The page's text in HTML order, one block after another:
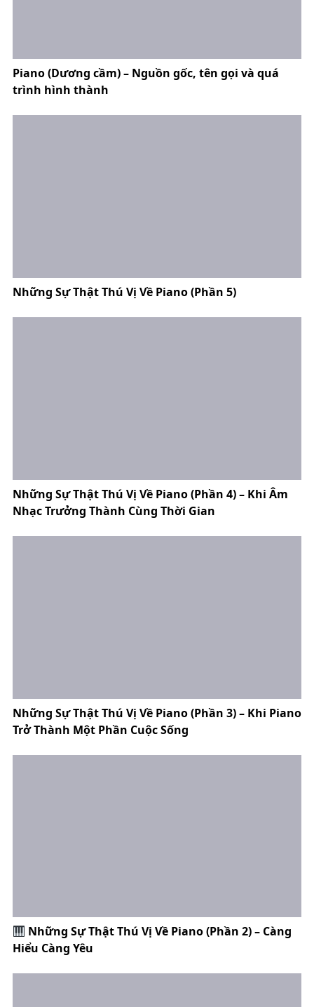
Piano (Dương cầm) – Nguồn gốc, tên gọi và quá
trình hình thành
Những Sự Thật Thú Vị Về Piano (Phần 5)
Những Sự Thật Thú Vị Về Piano (Phần 4) – Khi Âm
Nhạc Trưởng Thành Cùng Thời Gian
Những Sự Thật Thú Vị Về Piano (Phần 3) – Khi Piano
Trở Thành Một Phần Cuộc Sống
Những Sự Thật Thú Vị Về Piano (Phần 2) – Càng
Hiểu Càng Yêu